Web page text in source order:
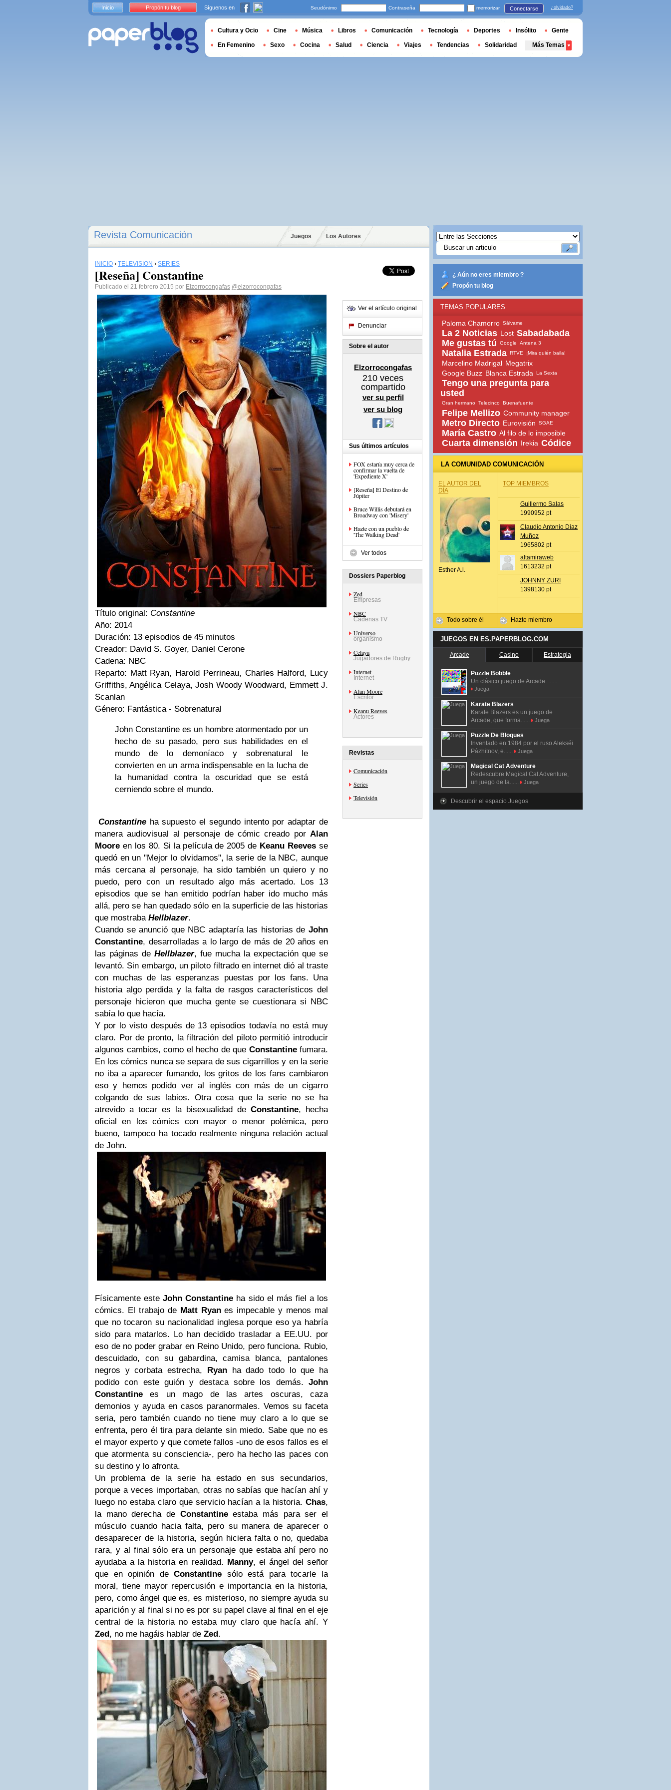
Revista Comunicación Juegos Los Autores
INICIO › TELEVISIÓN › SERIES
[Reseña] Constantine
Publicado el 21 febrero 2015 por Elzorrocongafas @elzorrocongafas
Título original: Constantine
Año: 2014
Duración: 13 episodios de 45 minutos
Creador: David S. Goyer, Daniel Cerone
Cadena: NBC
Reparto: Matt Ryan, Harold Perrineau, Charles Halford, Lucy
Griffiths, Angélica Celaya, Josh Woody Woodward, Emmett J.
Scanlan
Género: Fantástica - Sobrenatural
John Constantine es un hombre atormentado por un
hecho de su pasado, pero sus habilidades en el
mundo de lo demoníaco y sobrenatural le
convierten en un arma indispensable en la lucha de
la humanidad contra la oscuridad que se está
cerniendo sobre el mundo.
Constantineha supuesto el segundo intento por adaptar de
manera audiovisual al personaje de cómic creado por Alan
Moore en los 80. Si la película de 2005 de Keanu Reeves se
quedó en un "Mejor lo olvidamos", la serie de la NBC, aunque
más cercana al personaje, ha sido también un quiero y no
puedo, pero con un resultado algo más acertado. Los 13
episodios que se han emitido podrían haber ido mucho más
allá, pero se han quedado sólo en la superficie de las historias
que mostraba Hellblazer.
Cuando se anunció que NBC adaptaría las historias de John
Constantine, desarrolladas a lo largo de más de 20 años en
las páginas de Hellblazer, fue mucha la expectación que se
levantó. Sin embargo, un piloto filtrado en internet dió al traste
con muchas de las esperanzas puestas por los fans. Una
historia algo perdida y la falta de rasgos característicos del
personaje hicieron que mucha gente se cuestionara si NBC
sabía lo que hacía.
Y por lo visto después de 13 episodios todavía no está muy
claro. Por de pronto, la filtración del piloto permitió introducir
algunos cambios, como el hecho de que Constantinefumara.
En los cómics nunca se separa de sus cigarrillos y en la serie
no iba a aparecer fumando, los gritos de los fans cambiaron
eso y hemos podido ver al inglés con más de un cigarro
colgando de sus labios. Otra cosa que la serie no se ha
atrevido a tocar es la bisexualidad de Constantine, hecha
oficial en los cómics con mayor o menor polémica, pero
bueno, tampoco ha tocado realmente ninguna relación actual
de John.
Físicamente esteJohn Constantine ha sido el más fiel a los
cómics. El trabajo de Matt Ryanes impecable y menos mal
que no tocaron su nacionalidad inglesa porque eso ya habría
sido para matarlos. Lo han decidido trasladar a EE.UU. por
eso de no poder grabar en Reino Unido, pero funciona. Rubio,
descuidado, con su gabardina, camisa blanca, pantalones
negros y corbata estrecha, Ryanha dado todo lo que ha
podido con este guión y destaca sobre los demás. John
Constantine es un mago de las artes oscuras, caza
demonios y ayuda en casos paranormales. Vemos su faceta
seria, pero también cuando no tiene muy claro a lo que se
enfrenta, pero él tira para delante sin miedo. Sabe que no es
el mayor experto y que comete fallos -uno de esos fallos es el
que atormenta su consciencia-, pero ha hecho las paces con
su destino y lo afronta.
Un problema de la serie ha estado en sus secundarios,
porque a veces importaban, otras no sabías que hacían ahí y
luego no estaba claro que servicio hacían a la historia. Chas,
la mano derecha de Constantineestaba más para ser el
músculo cuando hacia falta, pero su manera de aparecer o
desaparecer de la historia, según hiciera falta o no, quedaba
rara, y al final sólo era un personaje que estaba ahí pero no
ayudaba a la historia en realidad. Manny, el ángel del señor
que en opinión deConstantine sólo está para tocarle la
moral, tiene mayor repercusión e importancia en la historia,
pero, como ángel que es, es misterioso, no siempre ayuda su
aparición y al final si no es por su papel clave al final en el eje
central de la historia no estaba muy claro que hacía ahí. Y
Zed, no me hagáis hablar de Zed.
Ver el artículo original
Denunciar
Sobre el autor
Elzorrocongafas
210 veces
compartido
ver su perfil
ver su blog
Sus últimos artículos
FOX estaría muy cerca de
confirmar la vuelta de
'Expediente X'
[Reseña] El Destino de
Júpiter
Bruce Willis debutará en
Broadway con 'Misery'
Hazte con un pueblo de
'The Walking Dead'
Ver todos
Dossiers Paperblog
Zed
Empresas
NBC
Cadenas TV
Universo
organismo
Celaya
Jugadores de Rugby
Internet
Internet
Alan Moore
Escritor
Keanu Reeves
Actores
Revistas
Comunicación
Series
Televisión
¿ Aún no eres miembro ?
Propón tu blog
TEMAS POPULARES
Paloma Chamorro Sálvame
La 2 Noticias Lost Sabadabada
Me gustas tú
Google Antena 3
Natalia Estrada RTVE ¡Mira quién baila!
Marcelino Madrigal Megatrix
Google Buzz Blanca Estrada La Sexta
Tengo una pregunta para
usted
Gran hermano Telecinco Buenafuente
Felipe Mellizo Community manager
Metro Directo Eurovisión SGAE
María Castro Al filo de lo imposible
Cuarta dimensión Irekia Códice
LA COMUNIDAD COMUNICACIÓN
EL AUTOR DEL
DÍA
Esther A.l.
Todo sobre él
TOP MIEMBROS
Guillermo Salas
1990952 pt
Claudio Antonio Diaz
Muñoz
1965802 pt
altamiraweb
1613232 pt
JOHNNY ZURI
1398130 pt
Hazte miembro
JUEGOS EN ES.PAPERBLOG.COM
Arcade Casino Estrategia
Puzzle Bobble
Un clásico juego de Arcade. ......
Juega
Karate Blazers
Karate Blazers es un juego de
Arcade, que forma......
Juega
Puzzle De Bloques
Inventado en 1984 por el ruso Alekséi
Pázhitnov, e......
Juega
Magical Cat Adventure
Redescubre Magical Cat Adventure,
un juego de la......
Juega
Descubrir el espacio Juegos
Inicio Propón tu blog Síguenos en Seudónimo Contraseña memorizar Conectarse ¿olvidado?
Cultura y Ocio Cine Música Libros Comunicación Tecnología Deportes Insólito Gente
En Femenino Sexo Cocina Salud Ciencia Viajes Tendencias Solidaridad Más Temas